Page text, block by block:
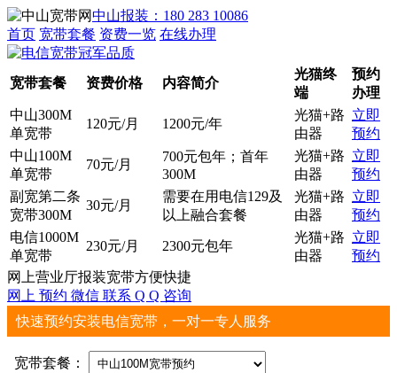
中山报装：180 283 10086
首页 宽带套餐 资费一览 在线办理
宽带套餐 资费价格 内容简介
光猫终
端
预约
办理
中山300M
单宽带
120元/月 1200元/年
光猫+路
由器
立即
预约
中山100M
单宽带
70元/月
700元包年；首年
300M
光猫+路
由器
立即
预约
副宽第二条
宽带300M
30元/月
需要在用电信129及
以上融合套餐
光猫+路
由器
立即
预约
电信1000M
单宽带
230元/月 2300元包年
光猫+路
由器
立即
预约
网上营业厅报装宽带方便快捷
网上 预约 微信 联系 Q Q 咨询
快速预约安装电信宽带，一对一专人服务
宽带套餐：